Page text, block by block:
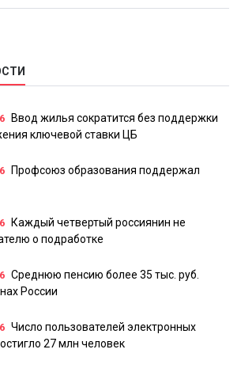
Ввод жилья сократится без поддержки
ключевой ставки ЦБ
Профсоюз образования поддержал
Каждый четвертый россиянин не
о подработке
Среднюю пенсию более 35 тыс. руб.
России
Число пользователей электронных
27 млн человек